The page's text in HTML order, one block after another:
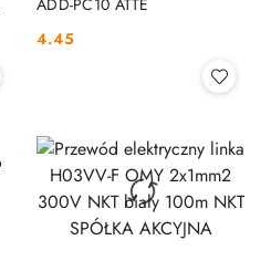
ADD-PC10 ATTE
Cena:
4.45